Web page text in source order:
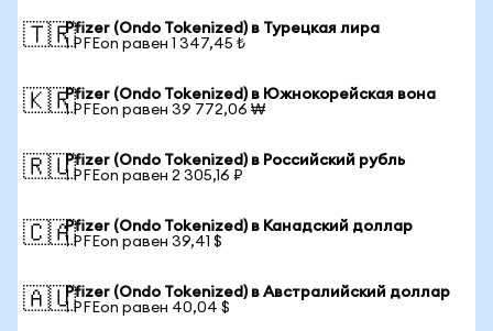
🇹🇷Pfizer (Ondo Tokenized) в Турецкая лира
1 PFEon равен 1 347,45 ₺
🇰🇷Pfizer (Ondo Tokenized) в Южнокорейская вона
1 PFEon равен 39 772,06 ₩
🇷🇺Pfizer (Ondo Tokenized) в Российский рубль
1 PFEon равен 2 305,16 ₽
🇨🇦Pfizer (Ondo Tokenized) в Канадский доллар
1 PFEon равен 39,41 $
🇦🇺Pfizer (Ondo Tokenized) в Австралийский доллар
1 PFEon равен 40,04 $